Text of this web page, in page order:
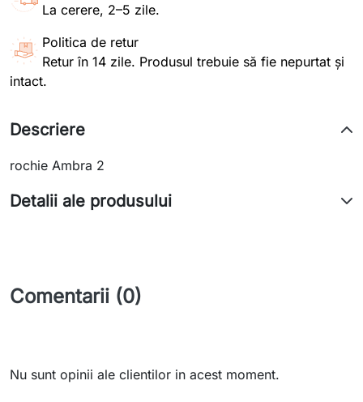
La cerere, 2–5 zile.
Politica de retur
Retur în 14 zile. Produsul trebuie să fie nepurtat și
intact.
Descriere
rochie Ambra 2
Detalii ale produsului
Comentarii (0)
Nu sunt opinii ale clientilor in acest moment.